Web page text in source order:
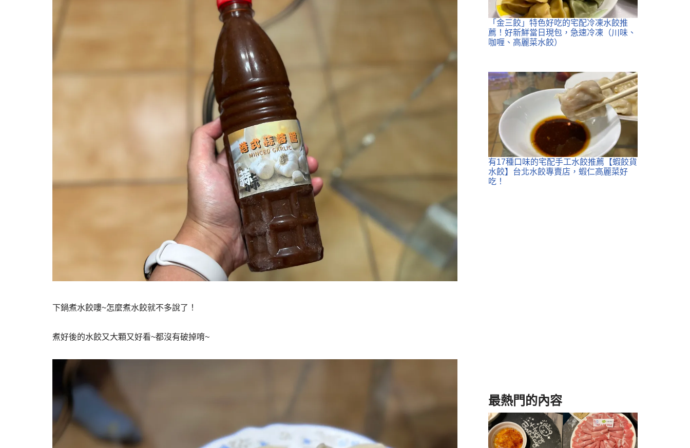
下鍋煮水餃嘍~怎麼煮水餃就不多說了！
煮好後的水餃又大顆又好看~都沒有破掉唷~
「金三餃」特色好吃的宅配冷凍水餃推
薦！好新鮮當日現包，急速冷凍（川味、
咖喱、高麗菜水餃）
有17種口味的宅配手工水餃推薦【蝦餃貨
水餃】台北水餃專賣店，蝦仁高麗菜好
吃！
最熱門的內容